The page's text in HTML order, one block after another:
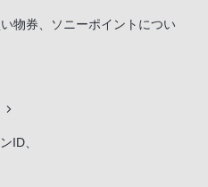
物券、ソニーポイントについ
ID、